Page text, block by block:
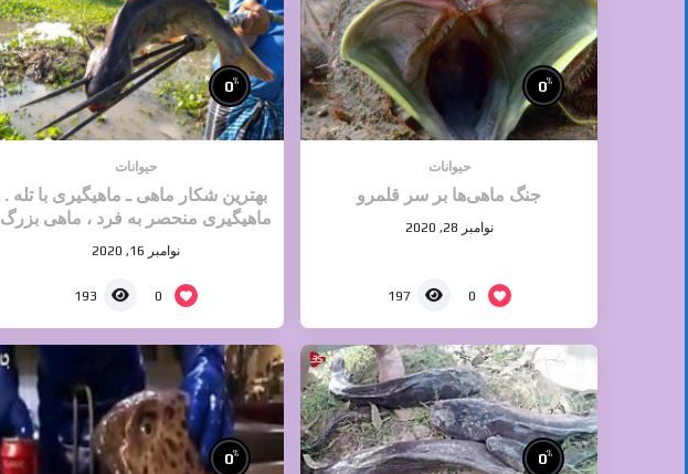
0%
حیوانات
جنگ ماهی‌ها بر سر قلمرو
نوامبر 28, 2020
0
197
0%
حیوانات
بهترین شکار ماهی ـ ماهیگیری با تله .
ماهیگیری منحصر به فرد ، ماهی بزرگ
را بگیریدنوامبر 16, 2020
0
193
0%
0%